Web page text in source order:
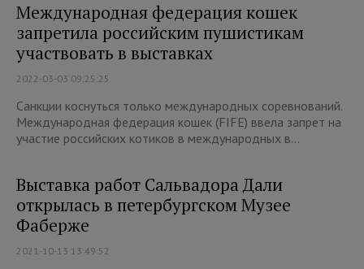
Международная федерация кошек
запретила российским пушистикам
участвовать в выставках
2022-03-03 09:25:25
Санкции коснуться только международных соревнований.
Международная федерация кошек (FIFE) ввела запрет на
участие российских котиков в международных в...
Выставка работ Сальвадора Дали
открылась в петербургском Музее
Фаберже
2021-10-13 13:49:52